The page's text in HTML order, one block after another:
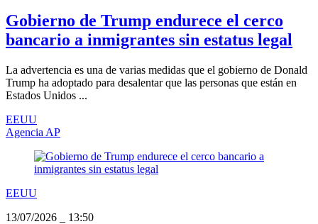
Gobierno de Trump endurece el cerco
bancario a inmigrantes sin estatus legal
La advertencia es una de varias medidas que el gobierno de Donald
Trump ha adoptado para desalentar que las personas que están en
Estados Unidos ...
EEUU
Agencia AP
EEUU
13/07/2026
13:50